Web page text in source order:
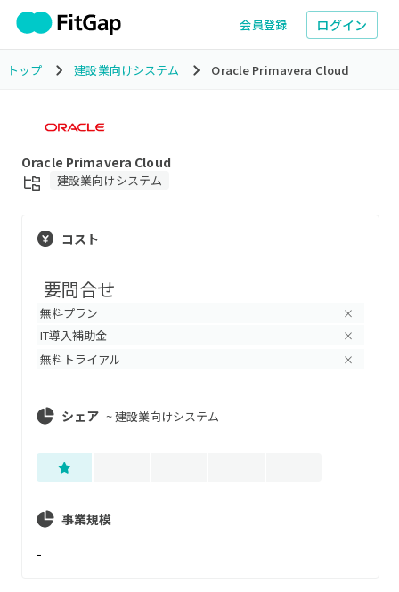
会員登録 ログイン
トップ 建設業向けシステム Oracle Primavera Cloud
Oracle Primavera Cloud
建設業向けシステム
コスト
要問合せ
無料プラン ×
IT導入補助金 ×
無料トライアル ×
シェア ~建設業向けシステム
事業規模
-